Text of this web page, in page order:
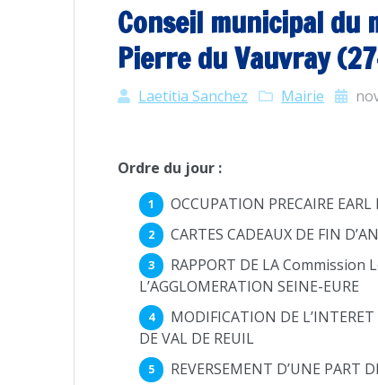
Conseil municipal
Pierre du Vauvray
Laetitia Sanchez Mairie
Ordre du jour :
OCCUPATION PRECAIRE
CARTES CADEAUX DE FIN
RAPPORT DE LA Commission
L’AGGLOMERATION SEINE-EURE
MODIFICATION DE
DE VAL DE REUIL
REVERSEMENT D’UNE PART